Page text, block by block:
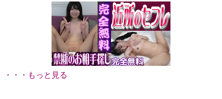
・・・もっと見る